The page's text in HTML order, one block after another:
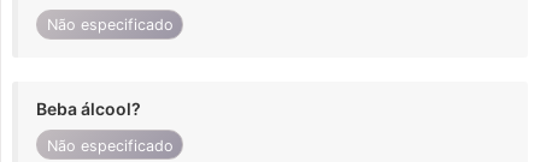
Não especificado
Beba álcool?
Não especificado